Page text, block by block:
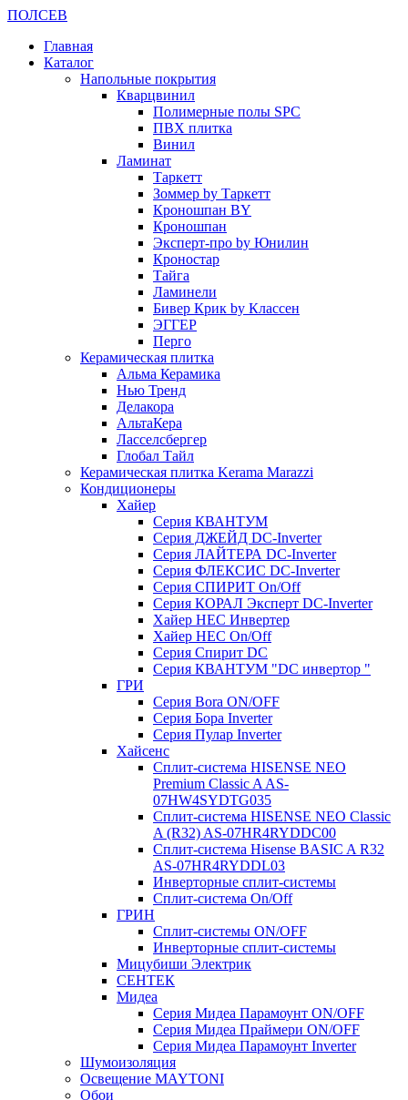
ПОЛСЕВ
Главная
Каталог
Напольные покрытия
Кварцвинил
Полимерные полы SPC
ПВХ плитка
Винил
Ламинат
Таркетт
Зоммер by Таркетт
Кроношпан BY
Кроношпан
Эксперт-про by Юнилин
Кроностар
Тайга
Ламинели
Бивер Крик by Классен
ЭГГЕР
Перго
Керамическая плитка
Альма Керамика
Нью Тренд
Делакора
АльтаКера
Ласселсбергер
Глобал Тайл
Керамическая плитка Kerama Marazzi
Кондиционеры
Хайер
Серия КВАНТУМ
Серия ДЖЕЙД DC-Inverter
Серия ЛАЙТЕРА DC-Inverter
Серия ФЛЕКСИС DC-Inverter
Серия СПИРИТ On/Off
Серия КОРАЛ Эксперт DC-Inverter
Хайер HEC Инвертер
Хайер HEC On/Off
Серия Спирит DC
Серия КВАНТУМ "DC инвертор "
ГРИ
Серия Bora ON/OFF
Серия Бора Inverter
Серия Пулар Inverter
Хайсенс
Сплит-система HISENSE NEO
Premium Classic A AS-
07HW4SYDTG035
Сплит-система HISENSE NEO Classic
A (R32) AS-07HR4RYDDC00
Сплит-система Hisense BASIC A R32
AS-07HR4RYDDL03
Инверторные сплит-системы
Сплит-система On/Off
ГРИН
Сплит-системы ON/OFF
Инверторные сплит-системы
Мицубиши Электрик
СЕНТЕК
Мидеа
Серия Мидеа Парамоунт ON/OFF
Серия Мидеа Праймери ON/OFF
Серия Мидеа Парамоунт Inverter
Шумоизоляция
Освещение MAYTONI
Обои